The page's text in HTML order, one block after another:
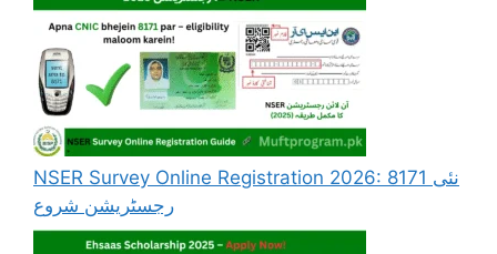
NSER Survey Online Registration 2026: 8171 نئی
رجسٹریشن شروع